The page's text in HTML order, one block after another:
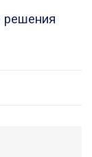
решения